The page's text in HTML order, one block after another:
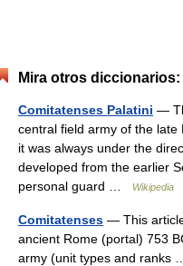
Mira otros diccionarios:
Comitatenses Palatini —
central field army of the
it was always under the
developed from the earlier
personal guard …
Wikipedia
Comitatenses — This
ancient Rome (portal) 753
army (unit types and ranks